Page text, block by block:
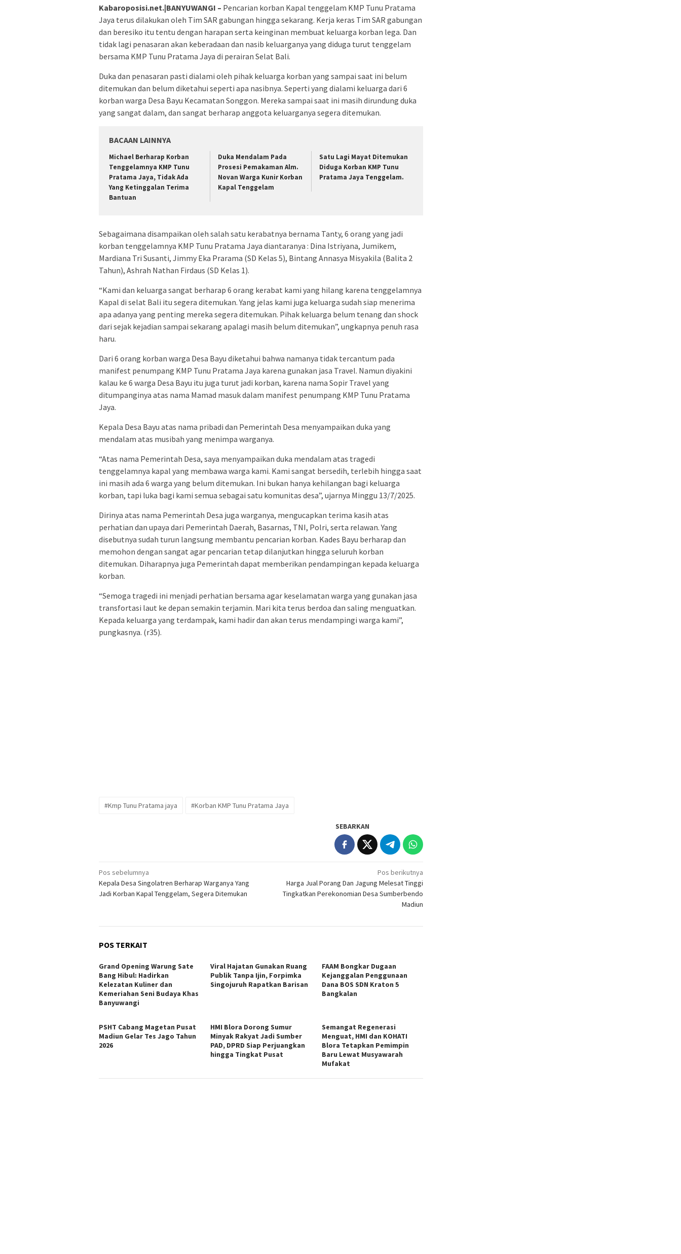
Kabaroposisi.net.|BANYUWANGI – Pencarian korban Kapal tenggelam KMP Tunu Pratama
Jaya terus dilakukan oleh Tim SAR gabungan hingga sekarang. Kerja keras Tim SAR gabungan
dan beresiko itu tentu dengan harapan serta keinginan membuat keluarga korban lega. Dan
tidak lagi penasaran akan keberadaan dan nasib keluarganya yang diduga turut tenggelam
bersama KMP Tunu Pratama Jaya di perairan Selat Bali.
Duka dan penasaran pasti dialami oleh pihak keluarga korban yang sampai saat ini belum
ditemukan dan belum diketahui seperti apa nasibnya. Seperti yang dialami keluarga dari 6
korban warga Desa Bayu Kecamatan Songgon. Mereka sampai saat ini masih dirundung duka
yang sangat dalam, dan sangat berharap anggota keluarganya segera ditemukan.
BACAAN LAINNYA
Michael Berharap Korban
Tenggelamnya KMP Tunu
Pratama Jaya, Tidak Ada
Yang Ketinggalan Terima
Bantuan
Duka Mendalam Pada
Prosesi Pemakaman Alm.
Novan Warga Kunir Korban
Kapal Tenggelam
Satu Lagi Mayat Ditemukan
Diduga Korban KMP Tunu
Pratama Jaya Tenggelam.
Sebagaimana disampaikan oleh salah satu kerabatnya bernama Tanty, 6 orang yang jadi
korban tenggelamnya KMP Tunu Pratama Jaya diantaranya : Dina Istriyana, Jumikem,
Mardiana Tri Susanti, Jimmy Eka Prarama (SD Kelas 5), Bintang Annasya Misyakila (Balita 2
Tahun), Ashrah Nathan Firdaus (SD Kelas 1).
“Kami dan keluarga sangat berharap 6 orang kerabat kami yang hilang karena tenggelamnya
Kapal di selat Bali itu segera ditemukan. Yang jelas kami juga keluarga sudah siap menerima
apa adanya yang penting mereka segera ditemukan. Pihak keluarga belum tenang dan shock
dari sejak kejadian sampai sekarang apalagi masih belum ditemukan”, ungkapnya penuh rasa
haru.
Dari 6 orang korban warga Desa Bayu diketahui bahwa namanya tidak tercantum pada
manifest penumpang KMP Tunu Pratama Jaya karena gunakan jasa Travel. Namun diyakini
kalau ke 6 warga Desa Bayu itu juga turut jadi korban, karena nama Sopir Travel yang
ditumpanginya atas nama Mamad masuk dalam manifest penumpang KMP Tunu Pratama
Jaya.
Kepala Desa Bayu atas nama pribadi dan Pemerintah Desa menyampaikan duka yang
mendalam atas musibah yang menimpa warganya.
“Atas nama Pemerintah Desa, saya menyampaikan duka mendalam atas tragedi
tenggelamnya kapal yang membawa warga kami. Kami sangat bersedih, terlebih hingga saat
ini masih ada 6 warga yang belum ditemukan. Ini bukan hanya kehilangan bagi keluarga
korban, tapi luka bagi kami semua sebagai satu komunitas desa”, ujarnya Minggu 13/7/2025.
Dirinya atas nama Pemerintah Desa juga warganya, mengucapkan terima kasih atas
perhatian dan upaya dari Pemerintah Daerah, Basarnas, TNI, Polri, serta relawan. Yang
disebutnya sudah turun langsung membantu pencarian korban. Kades Bayu berharap dan
memohon dengan sangat agar pencarian tetap dilanjutkan hingga seluruh korban
ditemukan. Diharapnya juga Pemerintah dapat memberikan pendampingan kepada keluarga
korban.
“Semoga tragedi ini menjadi perhatian bersama agar keselamatan warga yang gunakan jasa
transfortasi laut ke depan semakin terjamin. Mari kita terus berdoa dan saling menguatkan.
Kepada keluarga yang terdampak, kami hadir dan akan terus mendampingi warga kami”,
pungkasnya. (r35).
#Kmp Tunu Pratama jaya #Korban KMP Tunu Pratama Jaya
SEBARKAN
Navigasi
pos
Pos sebelumnya
Kepala Desa Singolatren Berharap Warganya Yang
Jadi Korban Kapal Tenggelam, Segera Ditemukan
Pos berikutnya
Harga Jual Porang Dan Jagung Melesat Tinggi
Tingkatkan Perekonomian Desa Sumberbendo
Madiun
POS TERKAIT
Grand Opening Warung Sate
Bang Hibul: Hadirkan
Kelezatan Kuliner dan
Kemeriahan Seni Budaya Khas
Banyuwangi
Viral Hajatan Gunakan Ruang
Publik Tanpa Ijin, Forpimka
Singojuruh Rapatkan Barisan
FAAM Bongkar Dugaan
Kejanggalan Penggunaan
Dana BOS SDN Kraton 5
Bangkalan
PSHT Cabang Magetan Pusat
Madiun Gelar Tes Jago Tahun
2026
HMI Blora Dorong Sumur
Minyak Rakyat Jadi Sumber
PAD, DPRD Siap Perjuangkan
hingga Tingkat Pusat
Semangat Regenerasi
Menguat, HMI dan KOHATI
Blora Tetapkan Pemimpin
Baru Lewat Musyawarah
Mufakat